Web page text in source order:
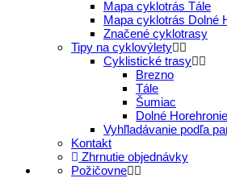
Mapa cyklotrás Tále
Mapa cyklotrás Dolné
Značené cyklotrasy
Tipy na cyklovýlety
Cyklistické trasy
Brezno
Tále
Šumiac
Dolné Horehronie
Vyhľladávanie podľa
Kontakt
Zhrnutie objednávky
Požičovne